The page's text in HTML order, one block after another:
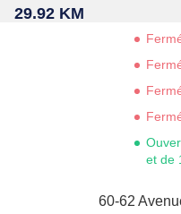
29.92 KM
60-62
et de